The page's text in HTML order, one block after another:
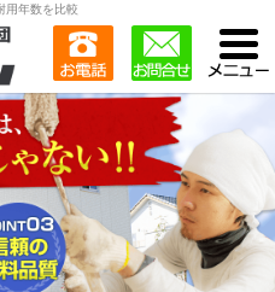
用年数を比較